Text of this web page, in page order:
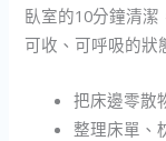
臥室的10分鐘清潔
可收、可呼吸的狀
把床邊零散
整理床單、